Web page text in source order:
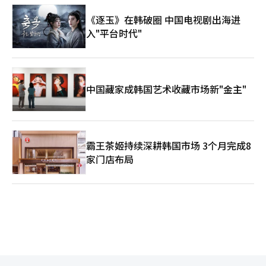
《逐玉》在韩破圈 中国电视剧出海进
入"平台时代"
中国藏家成韩国艺术收藏市场新"金主"
霸王茶姬持续深耕韩国市场 3个月完成8
家门店布局